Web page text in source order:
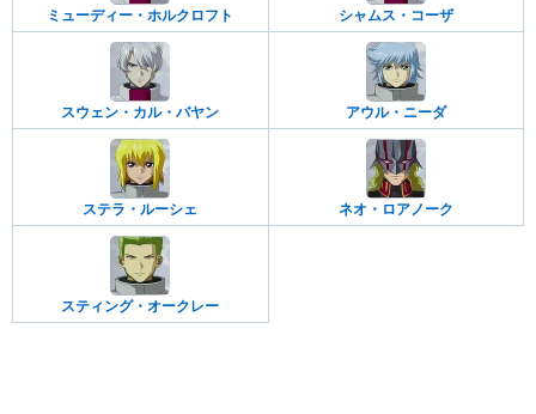
ミューディー・ホルクロフト シャムス・コーザ
スウェン・カル・バヤン アウル・ニーダ
ステラ・ルーシェ ネオ・ロアノーク
スティング・オークレー